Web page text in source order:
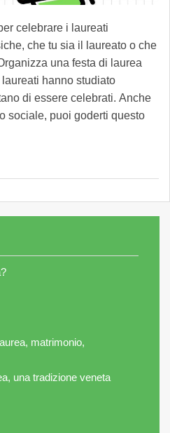
celebrare i laureati
che tu sia il laureato o che
una festa di laurea
hanno studiato
di essere celebrati. Anche
sociale, puoi goderti questo
matrimonio,
una tradizione veneta